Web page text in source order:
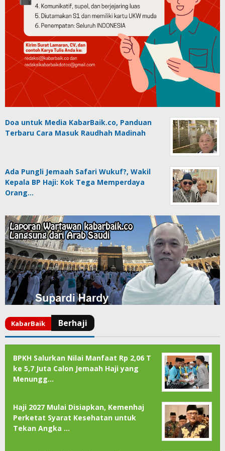
Doa untuk Media KabarBaik.co, Panduan
Terbaru Cara Masuk Raudhah Madinah
Ada Pungli Jemaah Safari Wukuf?, Wakil
Kepala BP Haji: Kok Tega Memperdaya
Orang…
BPKH Salurkan Nilai Manfaat Rp 2,06 T
ke 5,7 Juta Calon Jemaah Haji yang
Menungg…
Haji 2027 Mulai Disiapkan, Kemenhaj
Perketat Syarat Kesehatan untuk
Tekan Angka …